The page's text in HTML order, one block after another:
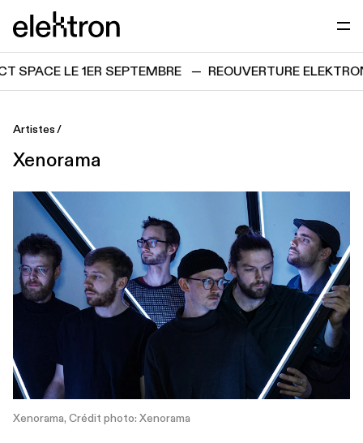
elektron
SPACE LE 1ER SEPTEMBRE — REOUVERTURE
Artistes
Xenorama
Xenorama, Crédit photo: Xenorama